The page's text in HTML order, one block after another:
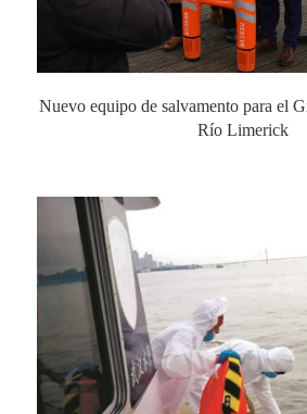
Nuevo equipo de salvamento para el
Río Limerick